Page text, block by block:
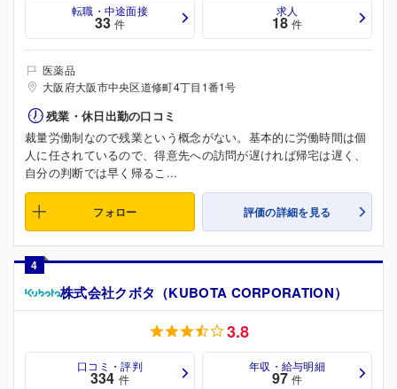
転職・中途面接
33 件
求人
18 件
医薬品
大阪府大阪市中央区道修町4丁目1番1号
残業・休日出勤の口コミ
裁量労働制なので残業という概念がない。基本的に労働時間は個
人に任されているので、得意先への訪問が遅ければ帰宅は遅く、
自分の判断では早く帰るこ...
フォロー 評価の詳細を見る
4
株式会社クボタ（KUBOTA CORPORATION）
3.8
口コミ・評判
334 件
年収・給与明細
97 件